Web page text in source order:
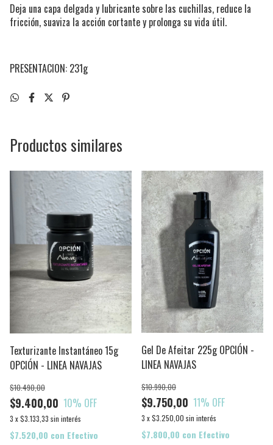
Deja una capa delgada y lubricante sobre las cuchillas, reduce la
fricción, suaviza la acción cortante y prolonga su vida útil.
PRESENTACION: 231g
Productos similares
Texturizante Instantáneo 15g
OPCIÓN - LINEA NAVAJAS
$9.400,00
$10.490,00
10% OFF
3 x$3.133,33 sin interés
$7.520,00 con Efectivo
Gel De Afeitar 225g OPCIÓN -
LINEA NAVAJAS
$9.750,00
$10.990,00
11% OFF
3 x$3.250,00 sin interés
$7.800,00 con Efectivo